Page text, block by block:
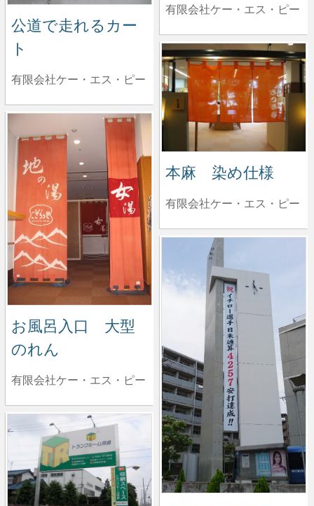
有限会社ケー・エス・ピー
公道で走れるカー
ト
有限会社ケー・エス・ピー
本麻 染め仕様
有限会社ケー・エス・ピー
お風呂入口 大型
のれん
有限会社ケー・エス・ピー